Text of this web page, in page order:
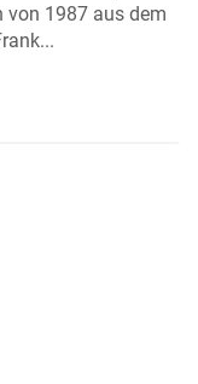
von 1987 aus dem